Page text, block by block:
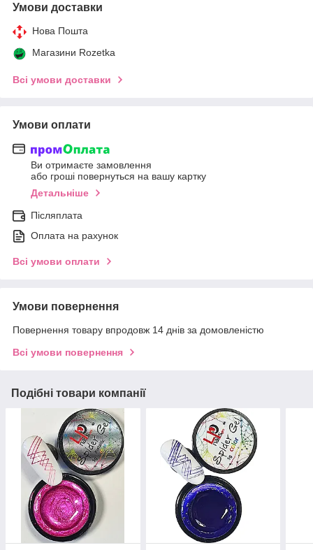
Умови доставки
Нова Пошта
Магазини Rozetka
Всі умови доставки
Умови оплати
Ви отримаєте замовлення
або гроші повернуться на вашу картку
Детальніше
Післяплата
Оплата на рахунок
Всі умови оплати
Умови повернення
Повернення товару впродовж 14 днів за домовленістю
Всі умови повернення
Подібні товари компанії